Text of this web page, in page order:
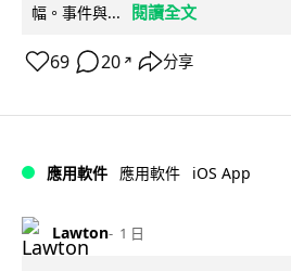
幅。事件與...
閱讀全文
69 20 ↗ 分享
應用軟件 應用軟件 iOS App
Lawton 1 日